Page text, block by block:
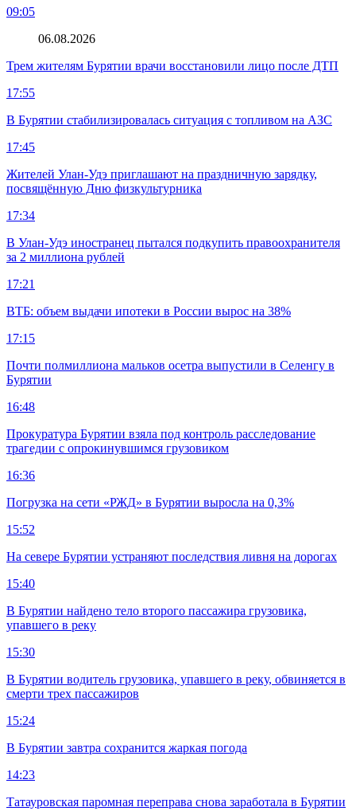
09:05
06.08.2026
Трем жителям Бурятии врачи восстановили лицо после ДТП
17:55
В Бурятии стабилизировалась ситуация с топливом на АЗС
17:45
Жителей Улан-Удэ приглашают на праздничную зарядку,
посвящённую Дню физкультурника
17:34
В Улан-Удэ иностранец пытался подкупить правоохранителя
за 2 миллиона рублей
17:21
ВТБ: объем выдачи ипотеки в России вырос на 38%
17:15
Почти полмиллиона мальков осетра выпустили в Селенгу в
Бурятии
16:48
Прокуратура Бурятии взяла под контроль расследование
трагедии с опрокинувшимся грузовиком
16:36
Погрузка на сети «РЖД» в Бурятии выросла на 0,3%
15:52
На севере Бурятии устраняют последствия ливня на дорогах
15:40
В Бурятии найдено тело второго пассажира грузовика,
упавшего в реку
15:30
В Бурятии водитель грузовика, упавшего в реку, обвиняется в
смерти трех пассажиров
15:24
В Бурятии завтра сохранится жаркая погода
14:23
Татауровская паромная переправа снова заработала в Бурятии